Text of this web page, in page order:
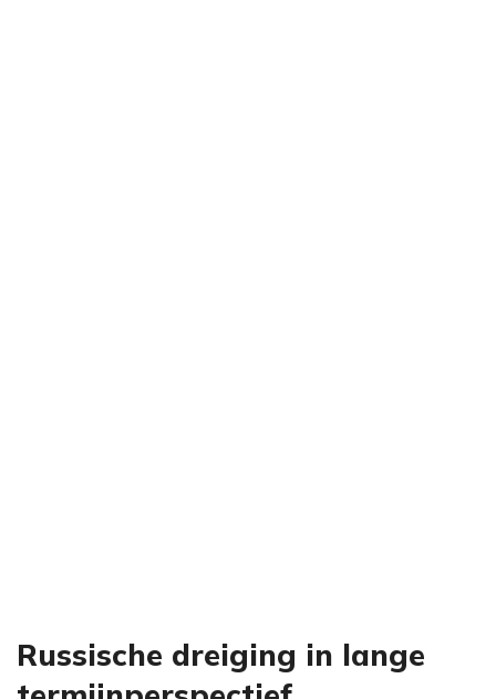
Russische dreiging in lange